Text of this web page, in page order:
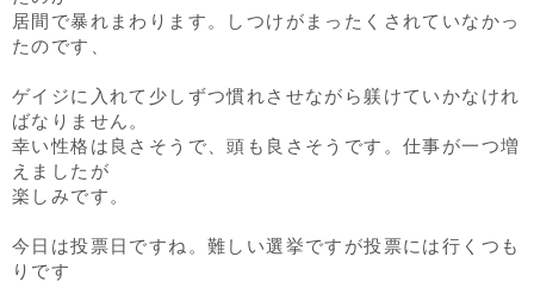
居間で暴れまわります。しつけがまったくされていなかっ
たのです、
ゲイジに入れて少しずつ慣れさせながら躾けていかなけれ
ばなりません。
幸い性格は良さそうで、頭も良さそうです。仕事が一つ増
えましたが
楽しみです。
今日は投票日ですね。難しい選挙ですが投票には行くつも
りです